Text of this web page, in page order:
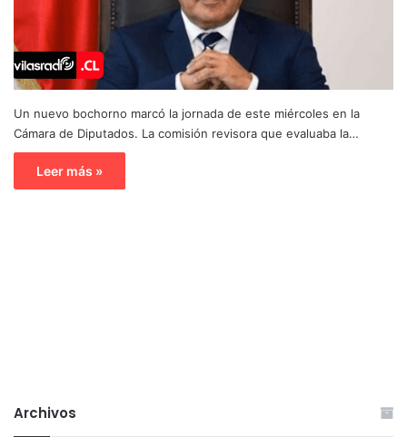
Un nuevo bochorno marcó la jornada de este miércoles en la
Cámara de Diputados. La comisión revisora que evaluaba la…
Leer más »
Archivos